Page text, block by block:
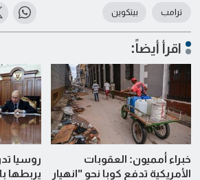
ترامب بيتكوين
اقرأ أيضاً:
خبراء أمميون: العقوبات
الأمريكية تدفع كوبا نحو "انهيار
روسيا
يربطها